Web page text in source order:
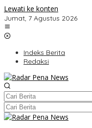
Lewati ke konten
Jumat, 7 Agustus 2026
Indeks Berita
Redaksi